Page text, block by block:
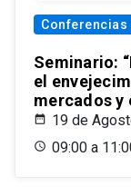
Conferencias
Seminario:
el
mercados y
19 de
09:00 a